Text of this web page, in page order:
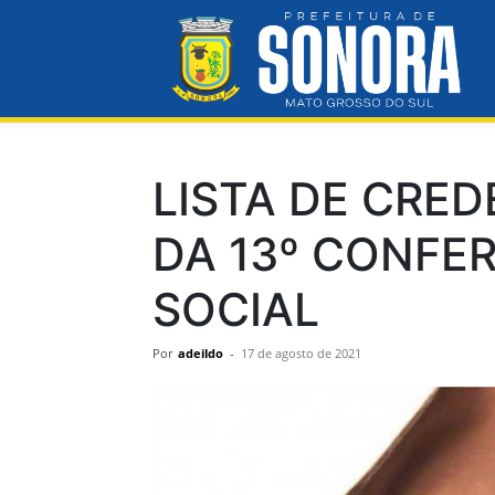
LISTA DE
DA 13º
SOCIAL
Por adeildo - 17 de agosto de 2021